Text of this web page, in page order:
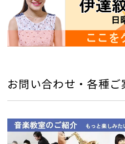
お問い合わせ・各種ご